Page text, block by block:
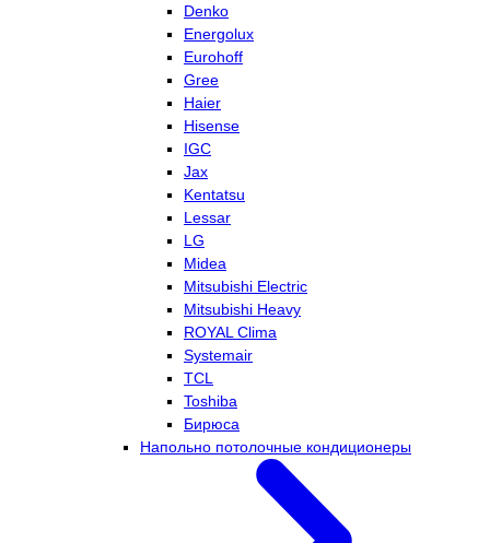
Denko
Energolux
Eurohoff
Gree
Haier
Hisense
IGC
Jax
Kentatsu
Lessar
LG
Midea
Mitsubishi Electric
Mitsubishi Heavy
ROYAL Clima
Systemair
TCL
Toshiba
Бирюса
Напольно потолочные кондиционеры